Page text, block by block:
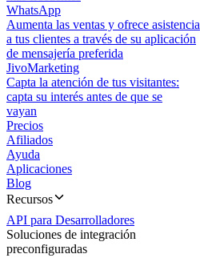
WhatsApp
Aumenta las ventas y ofrece asistencia
a tus clientes a través de su aplicación
de mensajería preferida
JivoMarketing
Capta la atención de tus visitantes:
capta su interés antes de que se
vayan
Precios
Afiliados
Ayuda
Aplicaciones
Blog
Recursos
API para Desarrolladores
Soluciones de integración
preconfiguradas